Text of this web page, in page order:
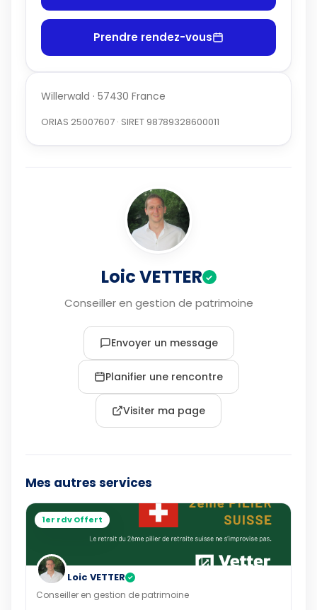
Prendre rendez-vous
Willerwald · 57430 France
ORIAS 25007607 · SIRET 98789328600011
Loic VETTER ✓
Conseiller en gestion de patrimoine
Envoyer un message
Planifier une rencontre
Visiter ma page
Mes autres services
1er rdv Offert
Loic VETTER ✓
Conseiller en gestion de patrimoine